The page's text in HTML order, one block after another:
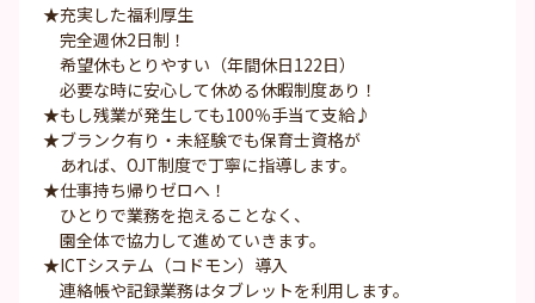
★充実した福利厚生
完全週休2日制！
希望休もとりやすい（年間休日122日）
必要な時に安心して休める休暇制度あり！
★もし残業が発生しても100％手当て支給♪
★ブランク有り・未経験でも保育士資格が
あれば、OJT制度で丁寧に指導します。
★仕事持ち帰りゼロへ！
ひとりで業務を抱えることなく、
園全体で協力して進めていきます。
★ICTシステム（コドモン）導入
連絡帳や記録業務はタブレットを利用します。